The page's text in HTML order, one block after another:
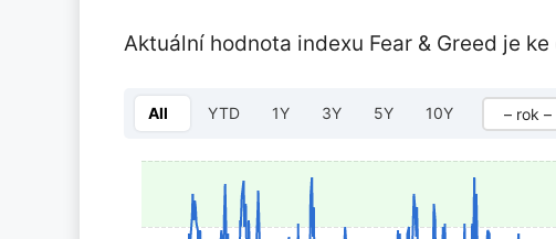
Aktuální hodnota indexu Fear & Greed je
All YTD 1Y 3Y 5Y 10Y